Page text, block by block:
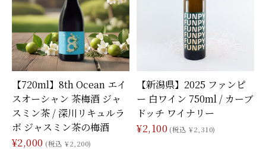
【720ml】8th Ocean エイ
スオーシャン 茶梅酒 ジャ
スミン茶 / 深川リキュルラ
ボ ジャスミン茶の梅酒
¥2,000 (税込 ¥2,200)
【新潟県】2025 ファンピ
ー 白ワイン 750ml / カーブ
ドッチ ワイナリー
¥2,100 (税込 ¥2,310)